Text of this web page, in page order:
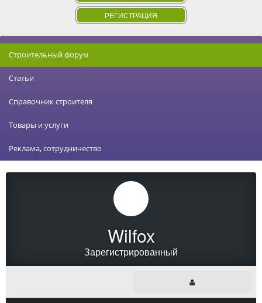
РЕГИСТРАЦИЯ
Строительный форум
Статьи
Справочник строителя
Товары и услуги
Реклама, сотрудничество
Wilfox
Зарегистрированный